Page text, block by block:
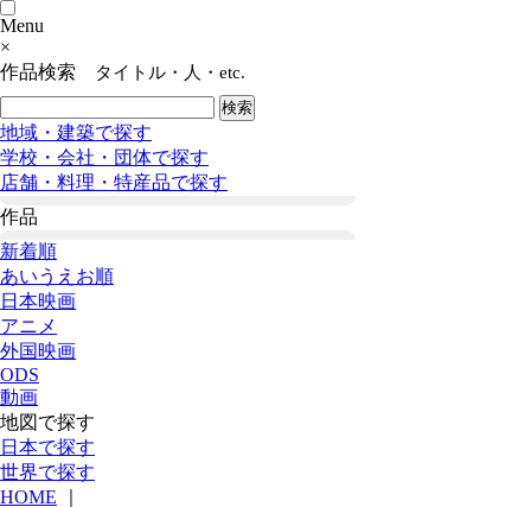
Menu
×
作品検索
タイトル・人・etc.
地域・建築で探す
学校・会社・団体で探す
店舗・料理・特産品で探す
作品
新着順
あいうえお順
日本映画
アニメ
外国映画
ODS
動画
地図で探す
日本で探す
世界で探す
HOME